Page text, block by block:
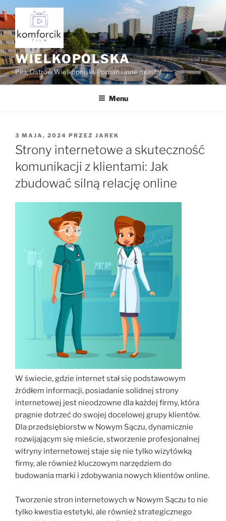
Przejdź
do
treści
WIELKOPOLSKA
Piła, Ostrów Wielkopolski, Poznań i inne miasta!
Menu
OPUBLIKOWANE
W
3 MAJA, 2024 PRZEZ JAREK
Strony internetowe a skuteczność
komunikacji z klientami: Jak
zbudować silną relację online
W świecie, gdzie internet stał się podstawowym
źródłem informacji, posiadanie solidnej strony
internetowej jest nieodzowne dla każdej firmy, która
pragnie dotrzeć do swojej docelowej grupy klientów.
Dla przedsiębiorstw w Nowym Sączu, dynamicznie
rozwijającym się mieście, stworzenie profesjonalnej
witryny internetowej staje się nie tylko wizytówką
firmy, ale również kluczowym narzędziem do
budowania marki i zdobywania nowych klientów online.
Tworzenie stron internetowych w Nowym Sączu to nie
tylko kwestia estetyki, ale również strategicznego